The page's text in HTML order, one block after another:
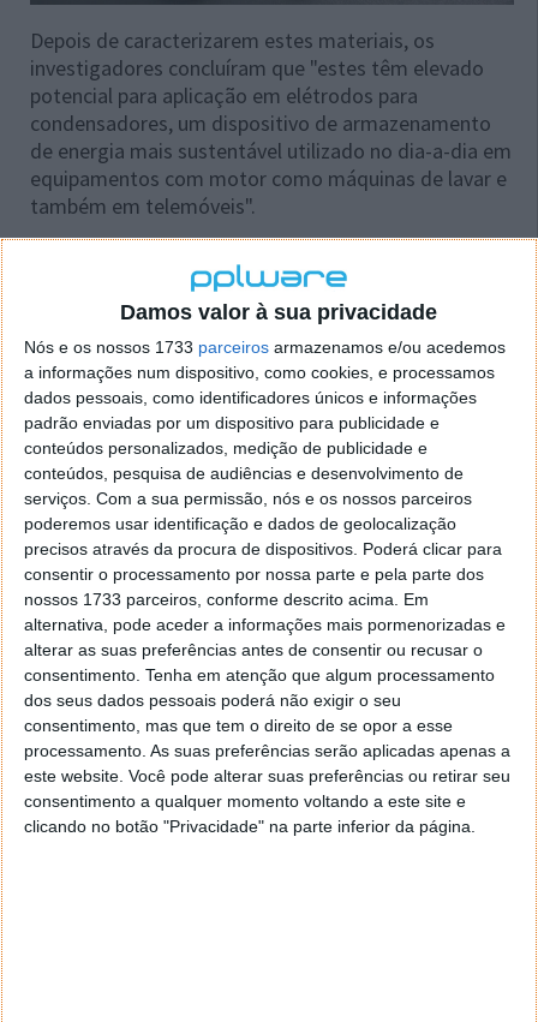
Damos valor à sua privacidade
Nós e os nossos 1733 parceiros armazenamos e/ou acedemos
a informações num dispositivo, como cookies, e processamos
dados pessoais, como identificadores únicos e informações
padrão enviadas por um dispositivo para publicidade e
conteúdos personalizados, medição de publicidade e
conteúdos, pesquisa de audiências e desenvolvimento de
serviços. Com a sua permissão, nós e os nossos parceiros
poderemos usar identificação e dados de geolocalização
precisos através da procura de dispositivos. Poderá clicar para
consentir o processamento por nossa parte e pela parte dos
nossos 1733 parceiros, conforme descrito acima. Em
alternativa, pode aceder a informações mais pormenorizadas e
alterar as suas preferências antes de consentir ou recusar o
consentimento. Tenha em atenção que algum processamento
dos seus dados pessoais poderá não exigir o seu
consentimento, mas que tem o direito de se opor a esse
processamento. As suas preferências serão aplicadas apenas a
este website. Você pode alterar suas preferências ou retirar seu
consentimento a qualquer momento voltando a este site e
clicando no botão "Privacidade" na parte inferior da página.
Depois de caracterizarem estes materiais, os
investigadores concluíram que "estes têm elevado
potencial para aplicação em elétrodos para
condensadores, um dispositivo de armazenamento
de energia mais sustentável utilizado no dia-a-dia em
equipamentos com motor como máquinas de lavar e
também em telemóveis".
baterias sejam "mais seguras" ao substituir um
eletrólito [material que conduz eletricidade em
estado líquido] por um eletrólito sólido.
Este artigo tem mais de um ano
Acompanhe o Pplware no Google Notícias
Proponha uma correção, faça uma sugestão
Autor:Pedro Pinto
Tags: baterias